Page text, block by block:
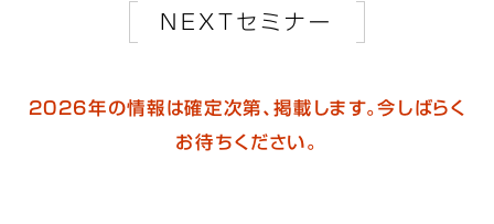
NEXTセミナー
2026年の情報は確定次第、掲載します。今しばらく
お待ちください。